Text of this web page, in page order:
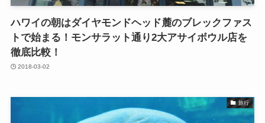
ハワイの朝はダイヤモンドヘッド麓のブレックファス
トで始まる！モンサラット通り2大アサイボウル店を
徹底比較！
2018-03-02
旅行